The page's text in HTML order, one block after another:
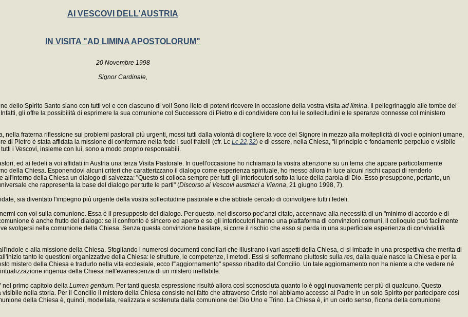
AI VESCOVI DELL'AUSTRIA
IN VISITA "AD LIMINA APOSTOLORUM"
20 Novembre 1998
Signor Cardinale,
dello Spirito Santo siano con tutti voi e con ciascuno di voi! Sono lieto di potervi ricevere in occasione della vostra visita ad limina . Il pellegrinaggio alle tombe dei
gli offre la possibilità di esprimere la sua comunione col Successore di Pietro e di condividere con lui le sollecitudini e le speranze connesse col ministero
fraterna riflessione sui problemi pastorali più urgenti, mossi tutti dalla volontà di cogliere la voce del Signore in mezzo alla molteplicità di voci e opinioni umane,
di Pietro è stata affidata la missione di confermare nella fede i suoi fratelli (cfr. Lc Lc 22,32) e di essere, nella Chiesa, "il principio e fondamento perpetuo e visibile
i Vescovi, insieme con lui, sono a modo proprio responsabili.
ed ai fedeli a voi affidati in Austria una terza Visita Pastorale. In quell'occasione ho richiamato la vostra attenzione su un tema che appare particolarmente
della Chiesa. Esponendovi alcuni criteri che caratterizzano il dialogo come esperienza spirituale, ho messo allora in luce alcuni rischi capaci di renderlo
della Chiesa un dialogo di salvezza: "Questo si colloca sempre per tutti gli interlocutori sotto la luce della parola di Dio. Esso presuppone, pertanto, un
che rappresenta la base del dialogo per tutte le parti" (Discorso ai Vescovi austriaci a Vienna , 21 giugno 1998, 7).
sia diventato l'impegno più urgente della vostra sollecitudine pastorale e che abbiate cercato di coinvolgere tutti i fedeli.
con voi sulla comunione. Essa è il presupposto del dialogo. Per questo, nel discorso poc’anzi citato, accennavo alla necessità di un "minimo di accordo e di
è anche frutto del dialogo: se il confronto è sincero ed aperto e se gli interlocutori hanno una piattaforma di convinzioni comuni, il colloquio può facilmente
svolgersi nella comunione della Chiesa. Senza questa convinzione basilare, si corre il rischio che esso si perda in una superficiale esperienza di convivialità
e alla missione della Chiesa. Sfogliando i numerosi documenti conciliari che illustrano i vari aspetti della Chiesa, ci si imbatte in una prospettiva che merita di
tanto le questioni organizzative della Chiesa: le strutture, le competenze, i metodi. Essi si soffermano piuttosto sulla res , dalla quale nasce la Chiesa e per la
mistero della Chiesa e tradurlo nella vita ecclesiale, ecco l'"aggiornamento" spesso ribadito dal Concilio. Un tale aggiornamento non ha niente a che vedere né
ingenua della Chiesa nell'evanescenza di un mistero ineffabile.
nel primo capitolo della Lumen gentium . Per tanti questa espressione risultò allora così sconosciuta quanto lo è oggi nuovamente per più di qualcuno. Questo
nella storia. Per il Concilio il mistero della Chiesa consiste nel fatto che attraverso Cristo noi abbiamo accesso al Padre in un solo Spirito per partecipare così
della Chiesa è, quindi, modellata, realizzata e sostenuta dalla comunione del Dio Uno e Trino. La Chiesa è, in un certo senso, l'icona della comunione